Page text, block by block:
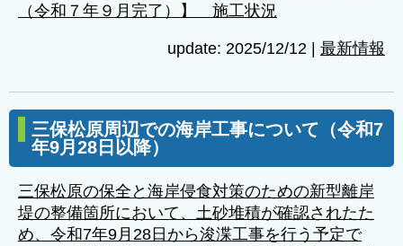
（令和７年９月完了）】 施工状況
update: 2025/12/12 最新情報
三保松原周辺での海岸工事について（令和7
年9月28日以降）
三保松原の保全と海岸侵食対策のための新型離岸
堤の整備箇所において、土砂堆積が確認されたた
め、令和7年9月28日から浚渫工事を行う予定で